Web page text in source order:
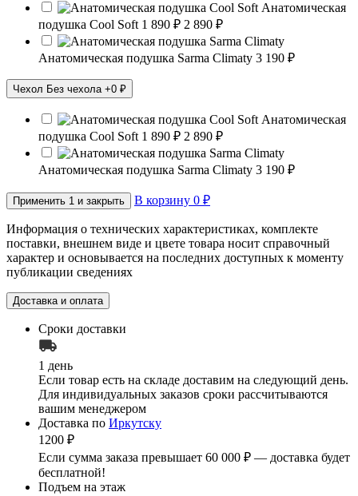
Анатомическая
подушка Cool Soft 1 890 ₽ 2 890 ₽
Анатомическая подушка Sarma Climaty 3 190 ₽
Чехол Без чехола +0 ₽
Анатомическая
подушка Cool Soft 1 890 ₽ 2 890 ₽
Анатомическая подушка Sarma Climaty 3 190 ₽
Применить 1 и закрыть В корзину 0 ₽
Информация о технических характеристиках, комплекте
поставки, внешнем виде и цвете товара носит справочный
характер и основывается на последних доступных к моменту
публикации сведениях
Доставка и оплата
Сроки доставки
1 день
Если товар есть на складе доставим на следующий день.
Для индивидуальных заказов сроки рассчитываются
вашим менеджером
Доставка по Иркутску
1200 ₽
Если сумма заказа превышает 60 000 ₽ — доставка будет
бесплатной!
Подъем на этаж